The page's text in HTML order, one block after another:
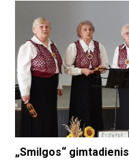
„Smilgos“ gimtadienis